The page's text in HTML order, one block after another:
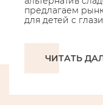
предлагаем
для детей с
ЧИТАТЬ